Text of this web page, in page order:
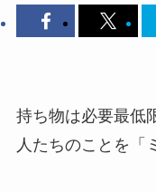
持ち物は必要最低
人たちのことを「